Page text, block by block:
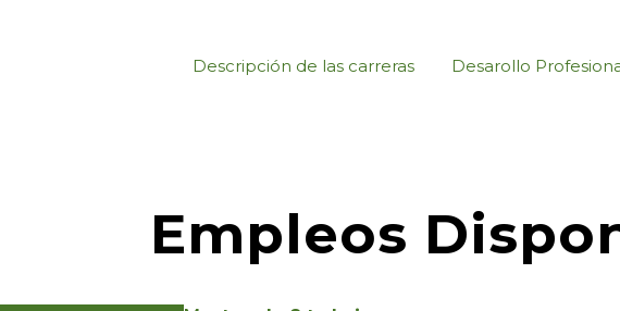
Descripción de las carreras Desarollo
Empleos